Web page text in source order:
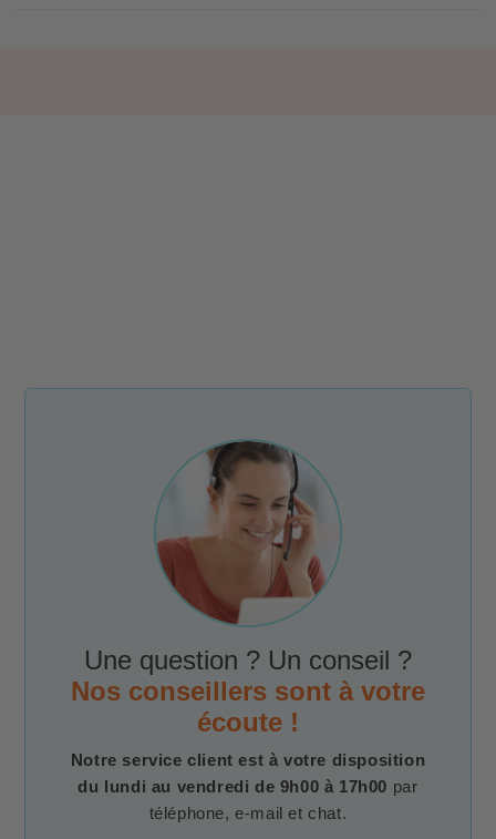
Une question ? Un conseil ?
Nos conseillers sont à votre
écoute !
Notre service client est à votre disposition
du lundi au vendredi de 9h00 à 17h00 par
téléphone, e-mail et chat.